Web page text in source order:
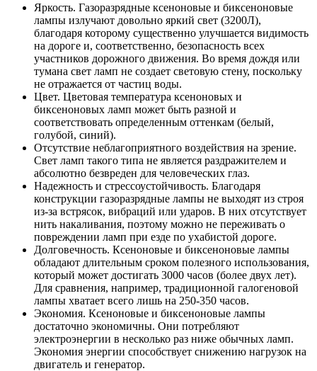
Яркость. Газоразрядные ксеноновые и биксеноновые
лампы излучают довольно яркий свет (3200Л),
благодаря которому существенно улучшается видимость
на дороге и, соответственно, безопасность всех
участников дорожного движения. Во время дождя или
тумана свет ламп не создает световую стену, поскольку
не отражается от частиц воды.
Цвет. Цветовая температура ксеноновых и
биксеноновых ламп может быть разной и
соответствовать определенным оттенкам (белый,
голубой, синий).
Отсутствие неблагоприятного воздействия на зрение.
Свет ламп такого типа не является раздражителем и
абсолютно безвреден для человеческих глаз.
Надежность и стрессоустойчивость. Благодаря
конструкции газоразрядные лампы не выходят из строя
из-за встрясок, вибраций или ударов. В них отсутствует
нить накаливания, поэтому можно не переживать о
повреждении ламп при езде по ухабистой дороге.
Долговечность. Ксеноновые и биксеноновые лампы
обладают длительным сроком полезного использования,
который может достигать 3000 часов (более двух лет).
Для сравнения, например, традиционной галогеновой
лампы хватает всего лишь на 250-350 часов.
Экономия. Ксеноновые и биксеноновые лампы
достаточно экономичны. Они потребляют
электроэнергии в несколько раз ниже обычных ламп.
Экономия энергии способствует снижению нагрузок на
двигатель и генератор.